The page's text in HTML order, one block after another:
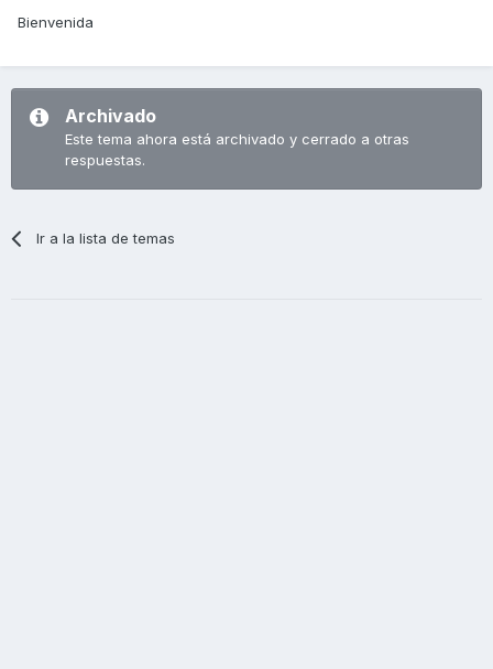
Bienvenida
Archivado
Este tema ahora está archivado y cerrado a otras
respuestas.
Ir a la lista de temas